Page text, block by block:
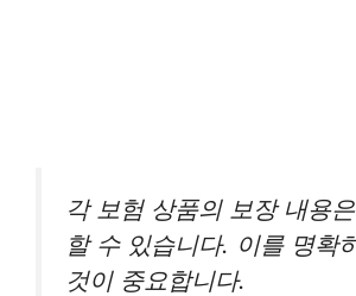
각 보험 상품의 보장 내용
할 수 있습니다. 이를 명확
것이 중요합니다.